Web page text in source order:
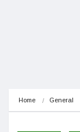
Home General